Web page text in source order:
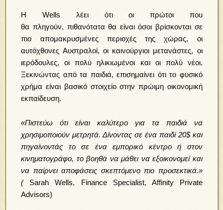
Η Wells λέει ότι οι πρώτοι που
θα πληγούν, πιθανότατα θα είναι όσοι βρίσκονται σε
πιο απομακρυσμένες περιοχές της χώρας, οι
αυτόχθονες Αυστραλοί, οι καινούργιοι μετανάστες, οι
ιερόδουλες, οι πολύ ηλικιωμένοι και οι πολύ νέοι.
Ξεκινώντας από τα παιδιά, επισημαίνει ότι το φυσικό
χρήμα είναι βασικό στοιχείο στην πρώιμη οικονομική
εκπαίδευση.
«Πιστεύω ότι είναι καλύτερο για τα παιδιά να
χρησιμοποιούν μετρητά. Δίνοντας σε ένα παιδί 20$ και
πηγαίνοντάς το σε ένα εμπορικό κέντρο ή στον
κινηματογράφο, το βοηθά να μάθει να εξοικονομεί και
να παίρνει αποφάσεις σκεπτόμενο πιο προσεκτικά.»
(Sarah Wells, Finance Specialist, Affinity Private
Advisors)